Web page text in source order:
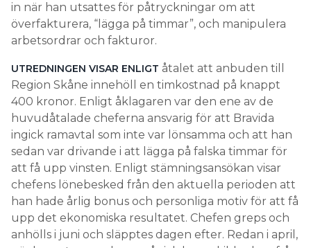
in när han utsattes för påtryckningar om att
överfakturera, “lägga på timmar”, och manipulera
arbetsordrar och fakturor.
UTREDNINGEN VISAR ENLIGT åtalet att anbuden till
Region Skåne innehöll en timkostnad på knappt
400 kronor. Enligt åklagaren var den ene av de
huvudåtalade cheferna ansvarig för att Bravida
ingick ramavtal som inte var lönsamma och att han
sedan var drivande i att lägga på falska timmar för
att få upp vinsten. Enligt stämningsansökan visar
chefens lönebesked från den aktuella perioden att
han hade årlig bonus och personliga motiv för att få
upp det ekonomiska resultatet. Chefen greps och
anhölls i juni och släpptes dagen efter. Redan i april,